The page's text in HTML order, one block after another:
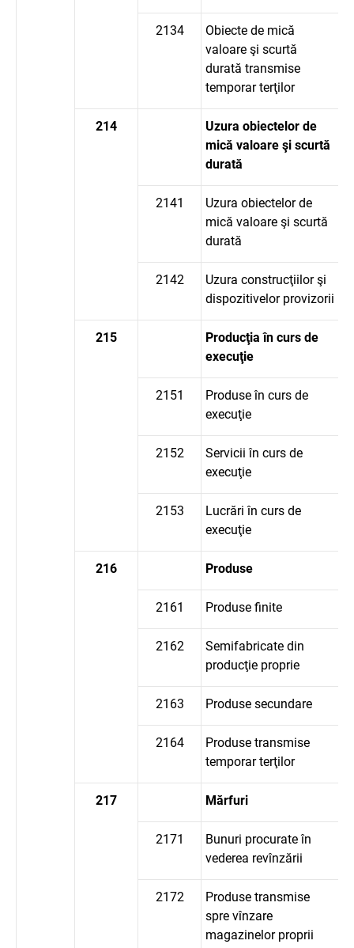
2134
Obiecte de mică
valoare şi scurtă
durată transmise
temporar terţilor
214
Uzura obiectelor de
mică valoare şi scurtă
durată
2141
Uzura obiectelor de
mică valoare şi scurtă
durată
2142
Uzura construcţiilor şi
dispozitivelor provizorii
215
Producţia în curs de
execuţie
2151
Produse în curs de
execuţie
2152
Servicii în curs de
execuţie
2153
Lucrări în curs de
execuţie
216 Produse
2161 Produse finite
2162
Semifabricate din
producţie proprie
2163 Produse secundare
2164
Produse transmise
temporar terţilor
217 Mărfuri
2171
Bunuri procurate în
vederea revînzării
2172
Produse transmise
spre vînzare
magazinelor proprii